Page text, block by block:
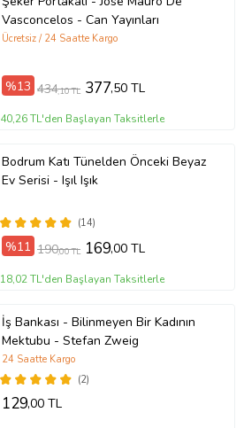
Vasconcelos - Can Yayınları
Ücretsiz / 24 Saatte Kargo
%13 434,10 TL 377,50 TL
40,26 TL'den Başlayan Taksitlerle
Bodrum Katı Tünelden Önceki Beyaz
Ev Serisi - Işıl Işık
(14)
%11 190,00 TL 169,00 TL
18,02 TL'den Başlayan Taksitlerle
İş Bankası - Bilinmeyen Bir Kadının
Mektubu - Stefan Zweig
(2)
24 Saatte Kargo
129,00 TL